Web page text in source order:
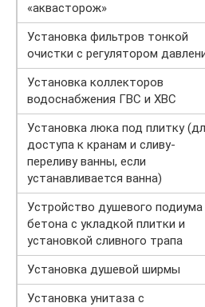
«аквасторож»
Установка фильтров тонкой
очистки с регулятором
Установка коллекторов
водоснабжения ГВС и ХВС
Установка люка под плитку
доступа к кранам и сливу-
переливу ванны, если
устанавливается ванна)
Устройство душевого подиума
бетона с укладкой плитки и
установкой сливного трапа
Установка душевой ширмы
Установка унитаза с